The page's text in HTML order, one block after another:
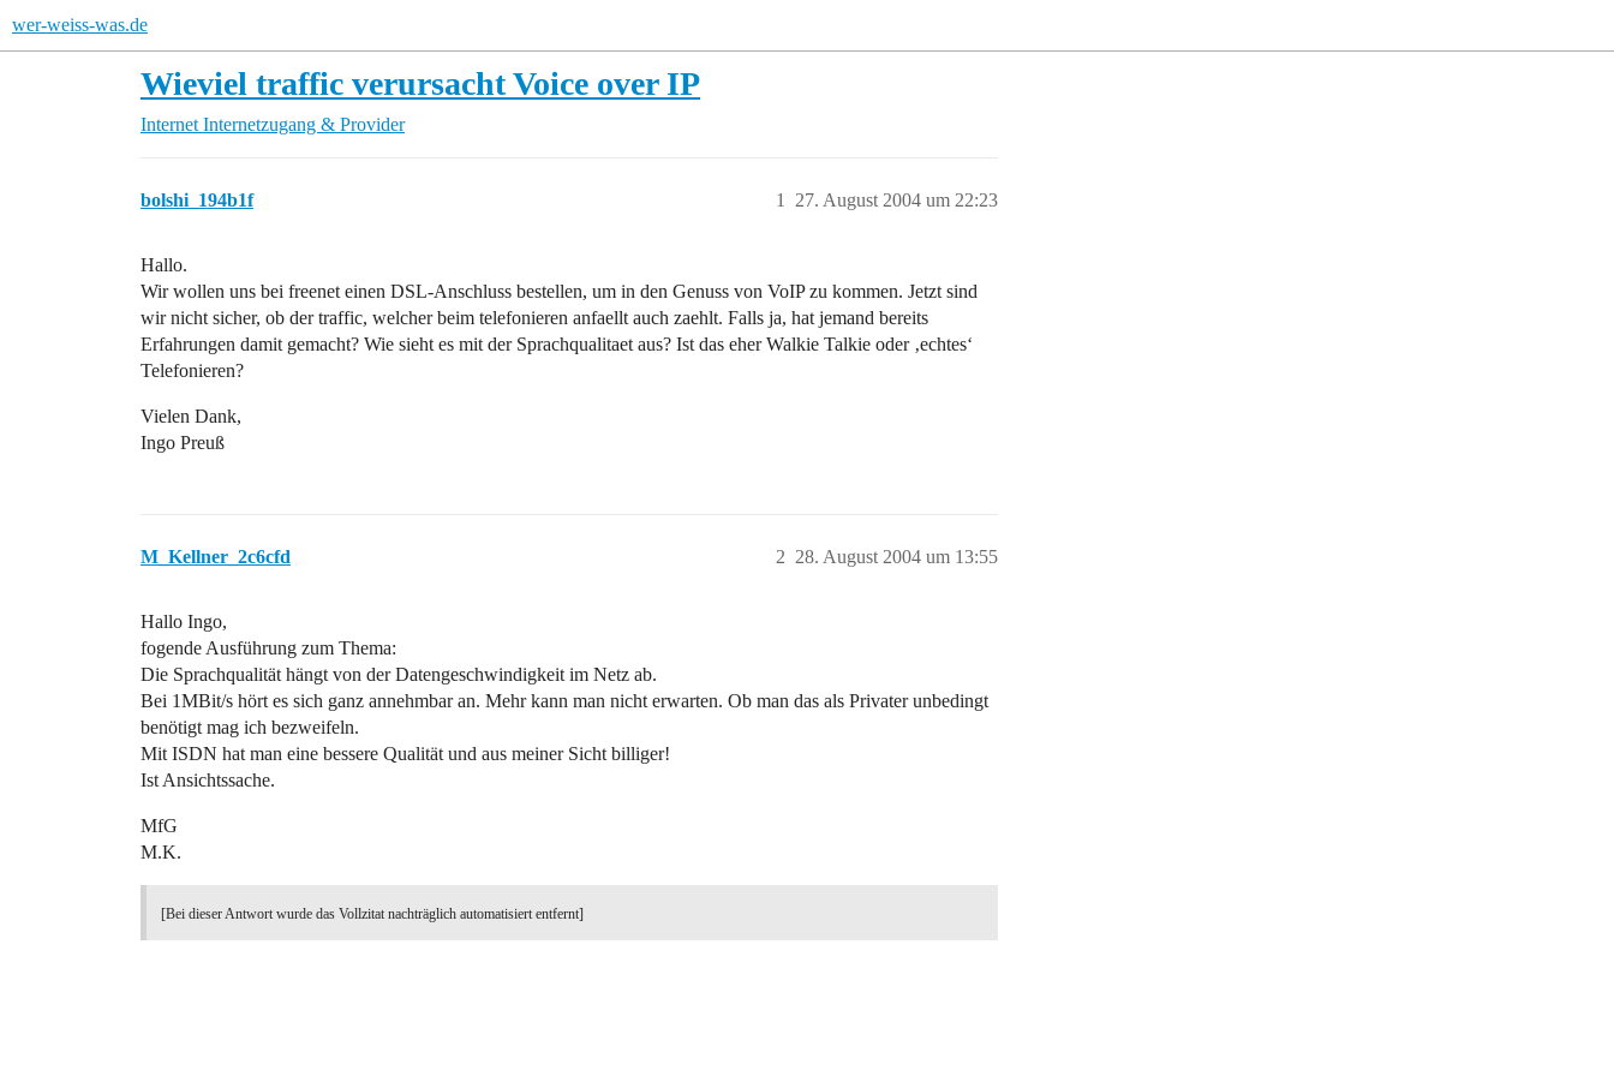
wer-weiss-was.de
Wieviel traffic verursacht Voice over IP
Internet Internetzugang & Provider
bolshi_194b1f 27. August 2004 um 22:23
1
Hallo.
Wir wollen uns bei freenet einen DSL-Anschluss bestellen, um in den Genuss von VoIP zu kommen. Jetzt sind
wir nicht sicher, ob der traffic, welcher beim telefonieren anfaellt auch zaehlt. Falls ja, hat jemand bereits
Erfahrungen damit gemacht? Wie sieht es mit der Sprachqualitaet aus? Ist das eher Walkie Talkie oder ‚echtes‘
Telefonieren?
Vielen Dank,
Ingo Preuß
M_Kellner_2c6cfd 28. August 2004 um 13:55
2
Hallo Ingo,
fogende Ausführung zum Thema:
Die Sprachqualität hängt von der Datengeschwindigkeit im Netz ab.
Bei 1MBit/s hört es sich ganz annehmbar an. Mehr kann man nicht erwarten. Ob man das als Privater unbedingt
benötigt mag ich bezweifeln.
Mit ISDN hat man eine bessere Qualität und aus meiner Sicht billiger!
Ist Ansichtssache.
MfG
M.K.
[Bei dieser Antwort wurde das Vollzitat nachträglich automatisiert entfernt]